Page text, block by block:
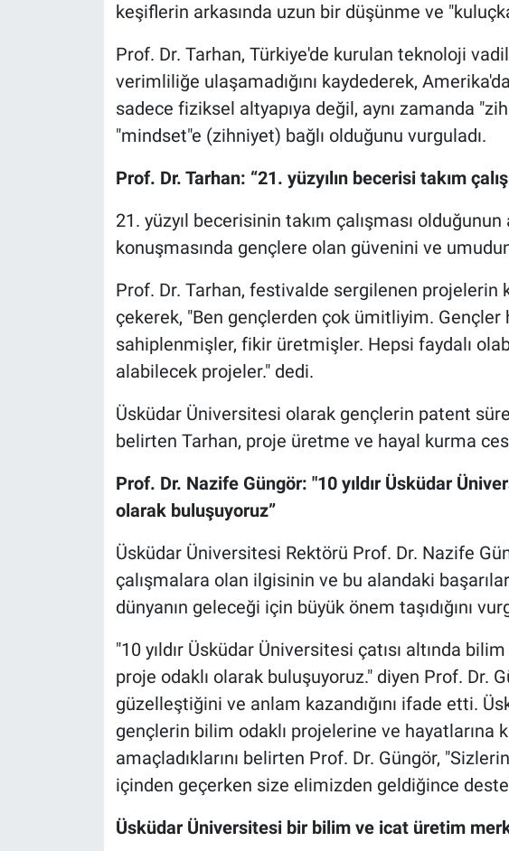
keşiflerin arkasında uzun bir düşünme ve
Prof. Dr. Tarhan, Türkiye'de kurulan teknoloji
verimliliğe ulaşamadığını kaydederek,
sadece fiziksel altyapıya değil, aynı zamanda
"mindset"e (zihniyet) bağlı olduğunu vurguladı.
Prof. Dr. Tarhan: “21. yüzyılın becerisi takım
21. yüzyıl becerisinin takım çalışması olduğunun
konuşmasında gençlere olan güvenini ve
Prof. Dr. Tarhan, festivalde sergilenen projelerin
çekerek, "Ben gençlerden çok ümitliyim.
sahiplenmişler, fikir üretmişler. Hepsi faydalı
alabilecek projeler." dedi.
Üsküdar Üniversitesi olarak gençlerin patent
belirten Tarhan, proje üretme ve hayal kurma
Prof. Dr. Nazife Güngör: "10 yıldır Üsküdar
olarak buluşuyoruz”
Üsküdar Üniversitesi Rektörü Prof. Dr. Nazife
çalışmalara olan ilgisinin ve bu alandaki
dünyanın geleceği için büyük önem taşıdığını
"10 yıldır Üsküdar Üniversitesi çatısı altında
proje odaklı olarak buluşuyoruz." diyen Prof. Dr.
güzelleştiğini ve anlam kazandığını ifade etti.
gençlerin bilim odaklı projelerine ve hayatlarına
amaçladıklarını belirten Prof. Dr. Güngör,
içinden geçerken size elimizden geldiğince
Üsküdar Üniversitesi bir bilim ve icat üretim